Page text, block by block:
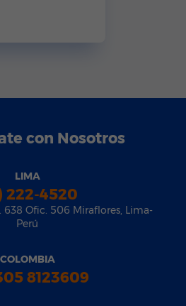
con Nosotros
LIMA
222-4520
638 Ofic. 506 Miraflores, Lima-
Perú
COLOMBIA
8123609